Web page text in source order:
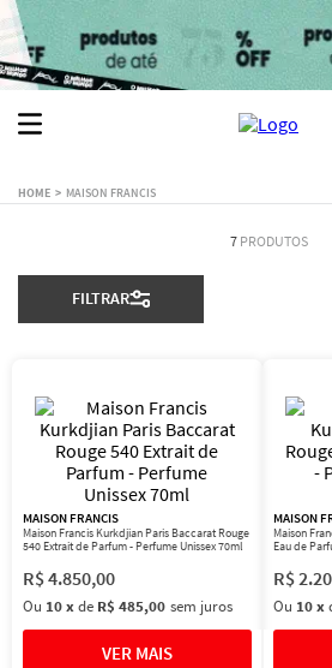
MAISON FRANCIS
7 PRODUTOS
FILTRAR
MAISON FRANCIS
Maison Francis Kurkdjian Paris Baccarat Rouge
540 Extrait de Parfum - Perfume Unissex 70ml
R$4.850,00
Ou 10xde R$ 485,00 sem juros
MAISON
Maison
Eau de
R$2.
Ou 10 x